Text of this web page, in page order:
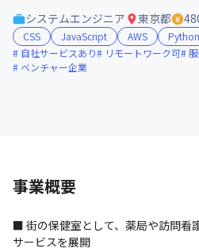
システムエンジニア 東京都
CSS JavaScript AWS Python
自社サービスあり
リモートワーク可
ベンチャー企業
事業概要
■ 街の保健室として、薬局や訪問看
サービスを展開